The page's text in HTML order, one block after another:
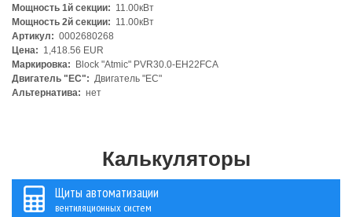
Мощность 1й секции: 11.00кВт
Мощность 2й секции: 11.00кВт
Артикул: 0002680268
Цена: 1,418.56 EUR
Маркировка:
Block "Atmic" PVR30.0-EH22FCA
Двигатель "ЕС": Двигатель "ЕС"
Альтернатива: нет
Калькуляторы
Щиты автоматизации
вентиляционных систем